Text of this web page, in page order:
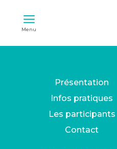
Menu
Présentation
Infos pratiques
Les participants
Contact